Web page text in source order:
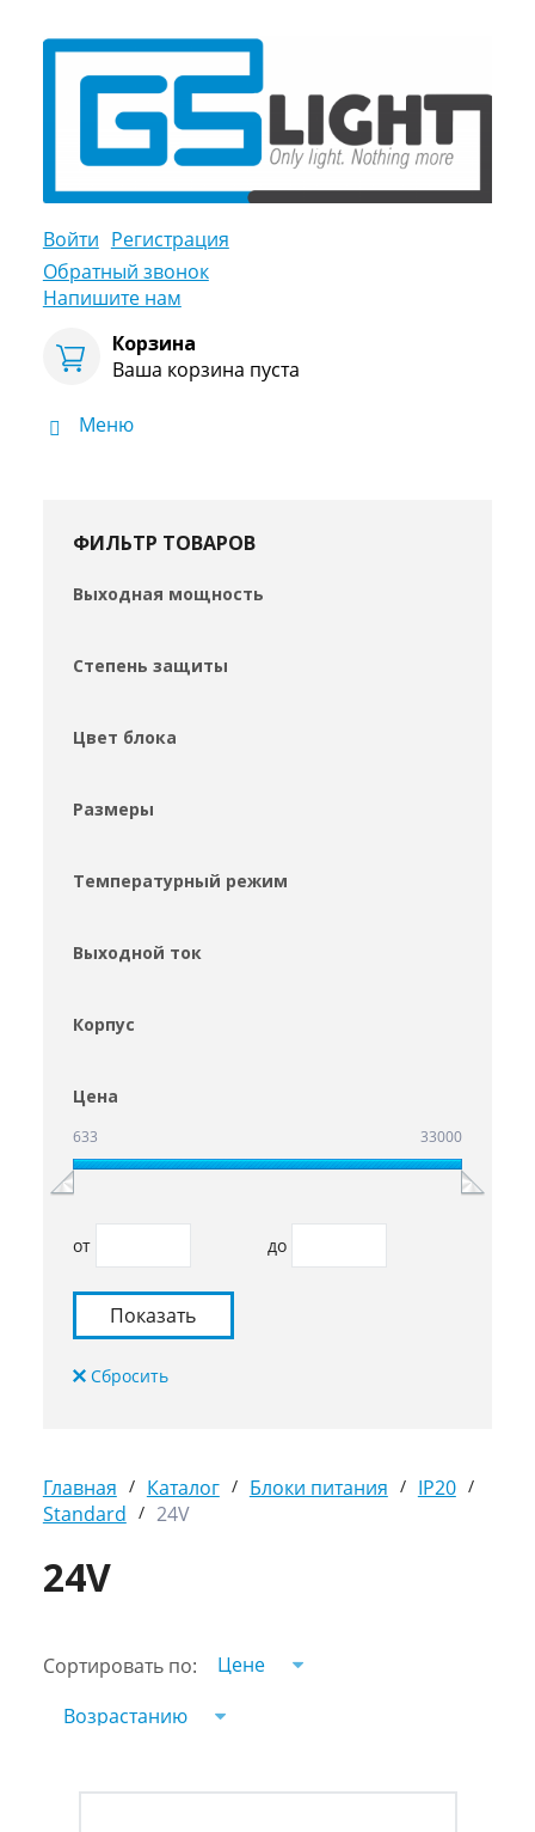
Войти Регистрация
Обратный звонок
Напишите нам
Корзина
Ваша корзина пуста
Меню
ФИЛЬТР ТОВАРОВ
Выходная мощность
Степень защиты
Цвет блока
Размеры
Температурный режим
Выходной ток
Корпус
Цена
633 33000
от до
Главная / Каталог / Блоки питания / IP20 /
Standard / 24V
24V
Сортировать по:
Цене
Возрастанию